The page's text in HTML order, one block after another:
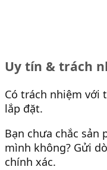
Uy tín & trách
Có trách nhiệm với
lắp đặt.
Bạn chưa chắc sản
mình không? Gửi
chính xác.